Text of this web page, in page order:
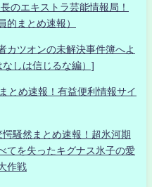
のエキストラ芸能情報局！
的まとめ速報）
カツオンの未解決事件簿へよ
しは信じるな編）]
め速報！有益便利情報サイ
騒然まとめ速報！超氷河期
てを失ったキグナス氷子の愛
作戦